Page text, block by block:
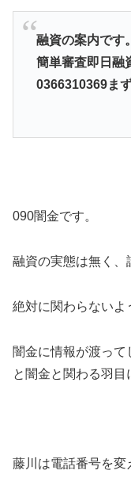
融資の案内です
簡単審査即日融
0366310369ま
090闇金です。
融資の実態は無く、
絶対に関わらないよ
闇金に情報が渡って
と闇金と関わる羽目
藤川は電話番号を変